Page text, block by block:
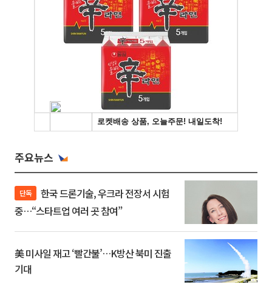
주요뉴스
단독
중…“스타트업 여러 곳 참여”
美 미사일 재고 ‘빨간불’…K방산 북미 진출
기대